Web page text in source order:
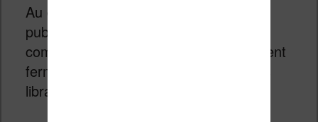
Au delà des considérations de santé
publique, cela signifie aussi que les
commerces non indispensables devraient
fermer. On peut compter parmi eux les
librairies.